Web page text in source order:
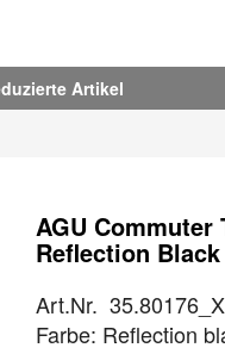
Artikel
AGU Commuter
Reflection
Art.Nr.
Farbe: Reflection